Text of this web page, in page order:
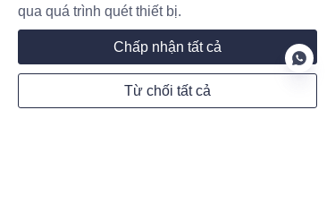
qua quá trình quét thiết bị.
Chấp nhận tất cả
Từ chối tất cả